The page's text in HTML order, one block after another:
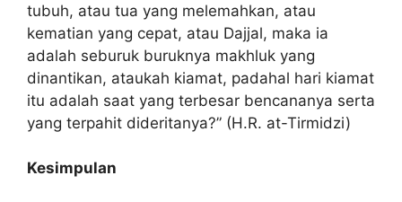
tubuh, atau tua yang melemahkan, atau
kematian yang cepat, atau Dajjal, maka ia
adalah seburuk buruknya makhluk yang
dinantikan, ataukah kiamat, padahal hari kiamat
itu adalah saat yang terbesar bencananya serta
yang terpahit dideritanya?” (H.R. at-Tirmidzi)
Kesimpulan